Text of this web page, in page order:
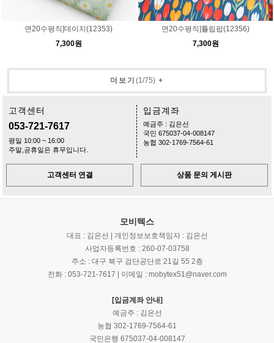
면20수평직]데이지(12353)
7,300원
면20수평직]튤립팝(12356)
7,300원
더보기 (1/75) +
고객센터
053-721-7617
평일 10:00 ~ 16:00
주말,공휴일은 휴무입니다.
입금계좌
예금주 : 김은선
국민 675037-04-008147
농협 302-1769-7564-61
고객센터 연결 상품 문의 게시판
모비텍스
대표 : 김은선 | 개인정보보호책임자 : 김은선
사업자등록번호 : 260-07-03758
주소 : 대구 북구 검단공단로 21길 55 2층
전화 : 053-721-7617 | 이메일 : mobytex51@naver.com
[입금계좌 안내]
예금주 : 김은선
농협 302-1769-7564-61
국민은행 675037-04-008147